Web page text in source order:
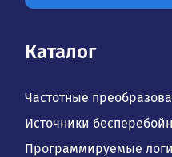
Каталог
Частотные
Источники
Программируемые